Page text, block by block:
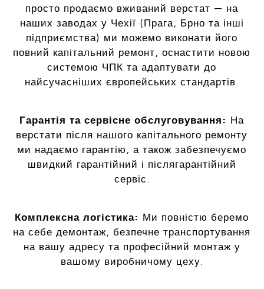
просто продаємо вживаний верстат — на
наших заводах у Чехії (Прага, Брно та інші
підприємства) ми можемо виконати його
повний капітальний ремонт, оснастити новою
системою ЧПК та адаптувати до
найсучасніших європейських стандартів.
Гарантія та сервісне обслуговування: На
верстати після нашого капітального ремонту
ми надаємо гарантію, а також забезпечуємо
швидкий гарантійний і післягарантійний
сервіс.
Комплексна логістика: Ми повністю беремо
на себе демонтаж, безпечне транспортування
на вашу адресу та професійний монтаж у
вашому виробничому цеху.